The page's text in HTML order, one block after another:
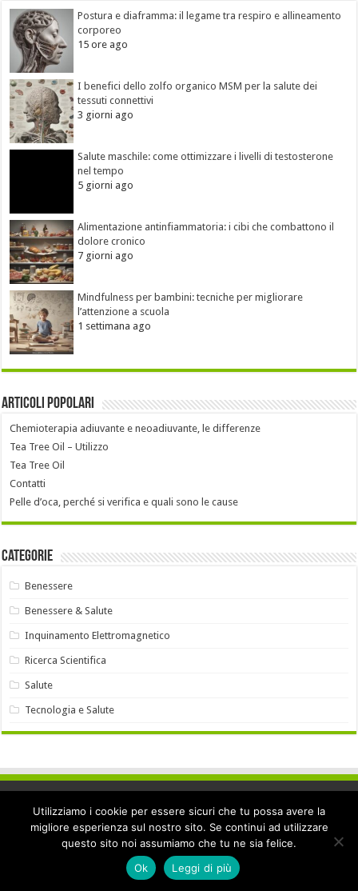
Postura e diaframma: il legame tra respiro e allineamento
corporeo
15 ore ago
I benefici dello zolfo organico MSM per la salute dei
tessuti connettivi
3 giorni ago
Salute maschile: come ottimizzare i livelli di testosterone
nel tempo
5 giorni ago
Alimentazione antinfiammatoria: i cibi che combattono il
dolore cronico
7 giorni ago
Mindfulness per bambini: tecniche per migliorare
l’attenzione a scuola
1 settimana ago
Articoli popolari
Chemioterapia adiuvante e neoadiuvante, le differenze
Tea Tree Oil – Utilizzo
Tea Tree Oil
Contatti
Pelle d’oca, perché si verifica e quali sono le cause
Categorie
Benessere
Benessere & Salute
Inquinamento Elettromagnetico
Ricerca Scientifica
Salute
Tecnologia e Salute
Privacy policy|Disclaimer medico |Cookie Policy
© Copyright 2026, Tutti i diritti riservati.
Utilizziamo i cookie per essere sicuri che tu possa avere la
migliore esperienza sul nostro sito. Se continui ad utilizzare
questo sito noi assumiamo che tu ne sia felice.
Ok
Leggi di più